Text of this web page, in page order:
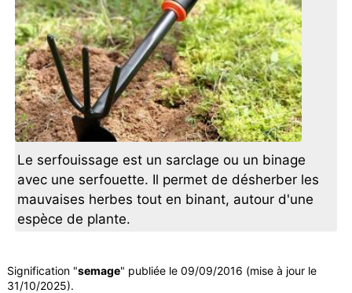
Le serfouissage est un sarclage ou un binage
avec une serfouette. Il permet de désherber les
mauvaises herbes tout en binant, autour d'une
espèce de plante.
Signification "semage" publiée le 09/09/2016 (mise à jour le
31/10/2025).